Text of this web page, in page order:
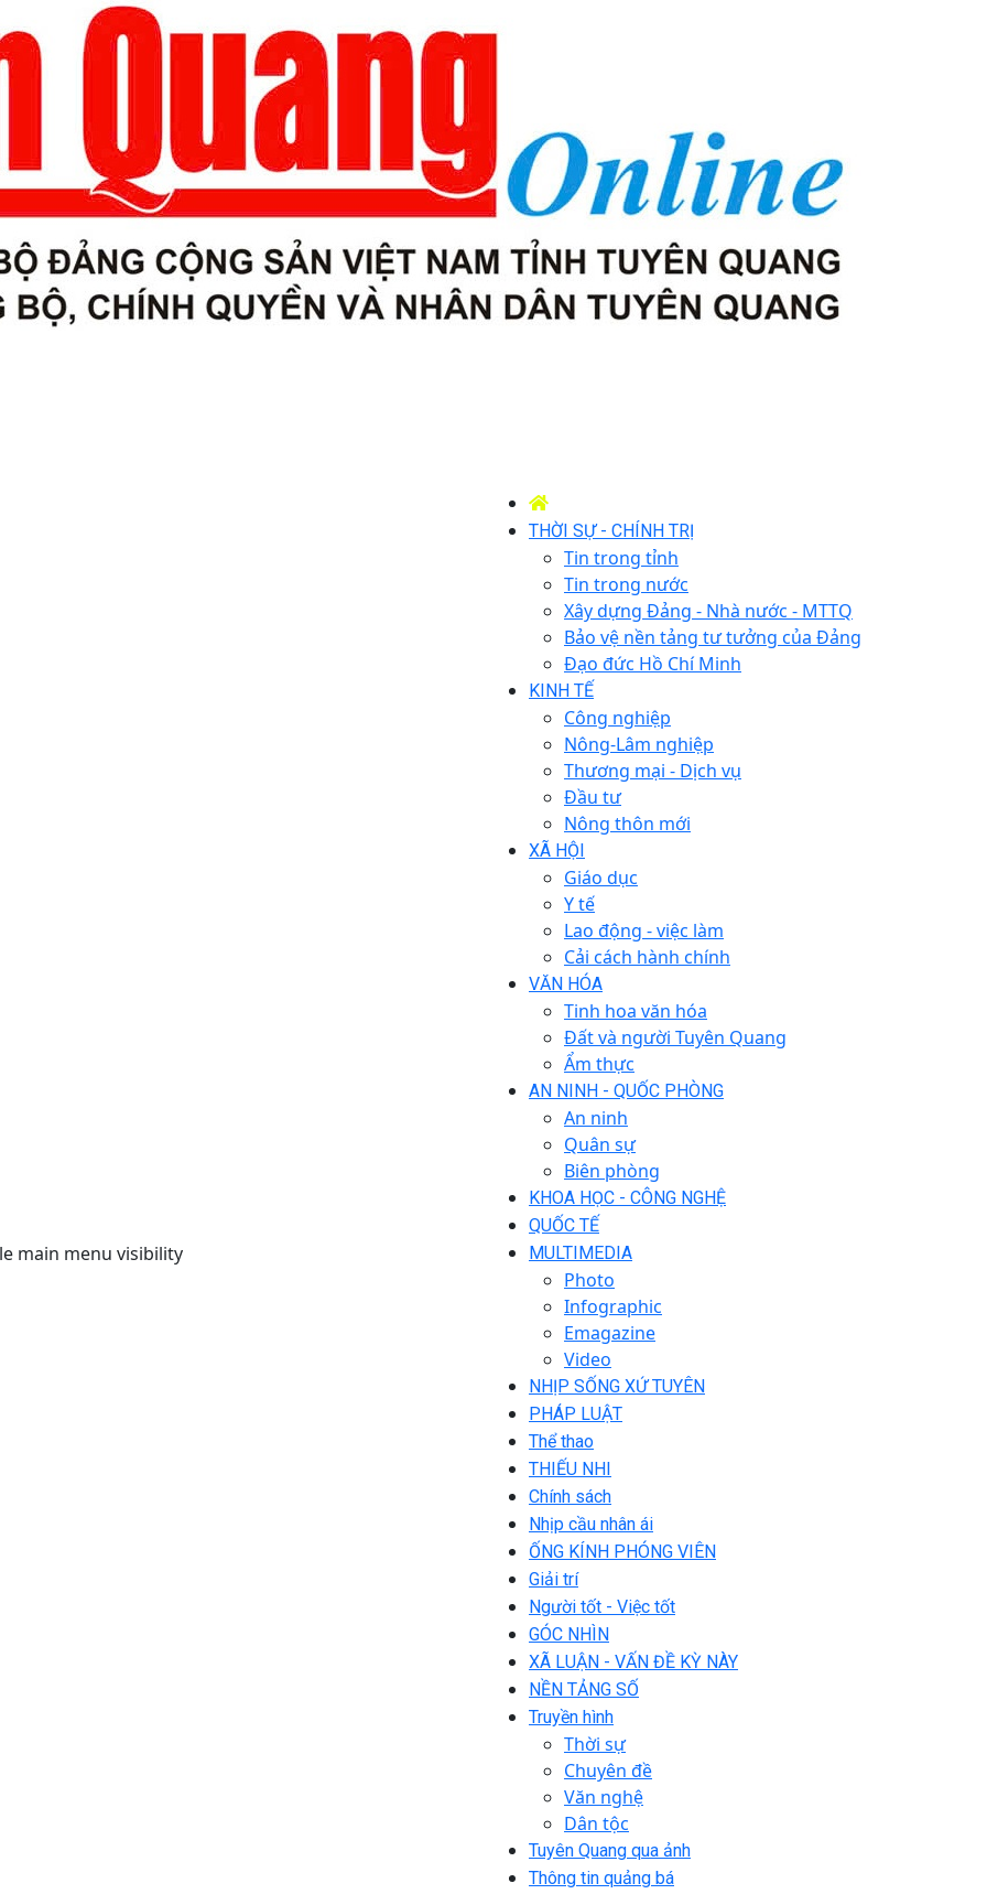
main menu visibility
THỜI SỰ - CHÍNH TRỊ
Tin trong tỉnh
Tin trong nước
Xây dựng Đảng - Nhà nước - MTTQ
Bảo vệ nền tảng tư tưởng của Đảng
Đạo đức Hồ Chí Minh
KINH TẾ
Công nghiệp
Nông-Lâm nghiệp
Thương mại - Dịch vụ
Đầu tư
Nông thôn mới
XÃ HỘI
Giáo dục
Y tế
Lao động - việc làm
Cải cách hành chính
VĂN HÓA
Tinh hoa văn hóa
Đất và người Tuyên Quang
Ẩm thực
AN NINH - QUỐC PHÒNG
An ninh
Quân sự
Biên phòng
KHOA HỌC - CÔNG NGHỆ
QUỐC TẾ
MULTIMEDIA
Photo
Infographic
Emagazine
Video
NHỊP SỐNG XỨ TUYÊN
PHÁP LUẬT
Thể thao
THIẾU NHI
Chính sách
Nhịp cầu nhân ái
ỐNG KÍNH PHÓNG VIÊN
Giải trí
Người tốt - Việc tốt
GÓC NHÌN
XÃ LUẬN - VẤN ĐỀ KỲ NÀY
NỀN TẢNG SỐ
Truyền hình
Thời sự
Chuyên đề
Văn nghệ
Dân tộc
Tuyên Quang qua ảnh
Thông tin quảng bá